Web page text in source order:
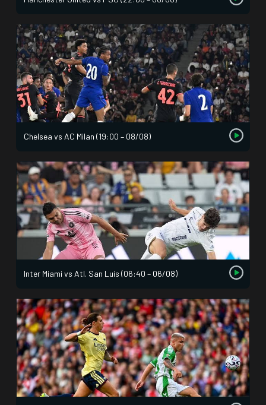
Chelsea vs AC Milan (19:00 – 08/08)
Inter Miami vs Atl. San Luis (06:40 – 06/08)